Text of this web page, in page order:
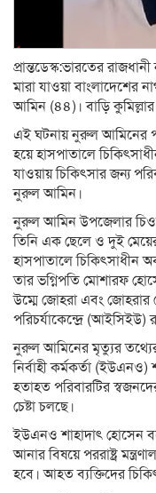
প্রান্তডেস্ক:ভারতের
মারা যাওয়া বাংলাদেশের
আমিন (৪৪)। বাড়ি
এই ঘটনায় নুরুল আমিনের
হয়ে হাসপাতালে
যাওয়ায় চিকিৎসার জন্য
নুরুল আমিন।
নুরুল আমিন উপজেলার চিওড়া
তিনি এক ছেলে ও দুই
হাসপাতালে চিকিৎসাধীন
তার ভগ্নিপতি মোশারফ
উম্মে জোহরা এবং জোহরার
পরিচর্যাকেন্দ্রে (আইসিইউ)
নুরুল আমিনের মৃত্যুর তথ্যের
নির্বাহী কর্মকর্তা (ইউএনও)
হতাহত পরিবারটির
চেষ্টা চলছে।
ইউএনও শাহাদাৎ হোসেন
আনার বিষয়ে পররাষ্ট্র
হবে। আহত ব্যক্তিদের